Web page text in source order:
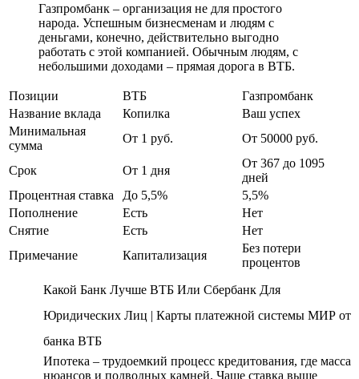
Газпромбанк – организация не для простого
народа. Успешным бизнесменам и людям с
деньгами, конечно, действительно выгодно
работать с этой компанией. Обычным людям, с
небольшими доходами – прямая дорога в ВТБ.
Позиции ВТБ
Газпромбанк
Название вклада
Копилка
Ваш успех
Минимальная
сумма
От 1 руб. От 50000 руб.
Срок От 1 дня
От 367 до 1095
дней
Процентная ставка
До 5,5%
5,5%
Пополнение
Есть
Нет
Снятие
Есть
Нет
Примечание
Капитализация
Без потери
процентов
Какой Банк Лучше ВТБ Или Сбербанк Для
Юридических Лиц | Карты платежной системы МИР от
банка ВТБ
Ипотека – трудоемкий процесс кредитования, где масса
нюансов и подводных камней. Чаще ставка выше